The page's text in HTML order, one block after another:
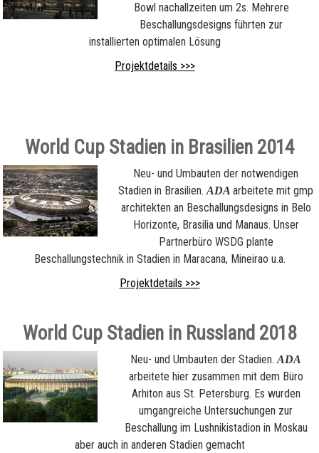
Bowl nachallzeiten um 2s. Mehrere
Beschallungsdesigns führten zur
installierten optimalen Lösung
Projektdetails >>>
World Cup Stadien in Brasilien 2014
Neu- und Umbauten der notwendigen
Stadien in Brasilien.ADAarbeitete mit gmp
architekten an Beschallungsdesigns in Belo
Horizonte, Brasilia und Manaus. Unser
Partnerbüro WSDG plante
Beschallungstechnik in Stadien in Maracana, Mineirao u.a.
Projektdetails >>>
World Cup Stadien in Russland 2018
Neu- und Umbauten der Stadien.ADA
arbeitete hier zusammen mit dem Büro
Arhiton aus St. Petersburg. Es wurden
umgangreiche Untersuchungen zur
Beschallung im Lushnikistadion in Moskau
aber auch in anderen Stadien gemacht